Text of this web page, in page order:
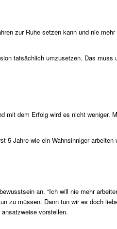
zur Ruhe setzen kann und nie
tatsächlich umzusetzen. Das muss
mit dem Erfolg wird es nicht weniger.
5 Jahre wie ein Wahnsinniger
an. “Ich will nie mehr
zu müssen. Dann tun wir es doch
vorstellen.